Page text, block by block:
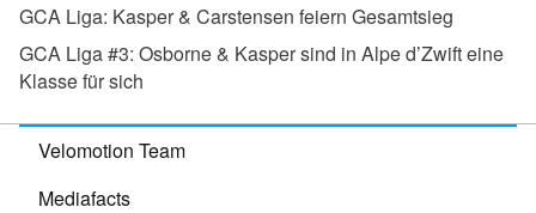
GCA Liga: Kasper & Carstensen feiern Gesamtsieg
GCA Liga #3: Osborne & Kasper sind in Alpe d’Zwift eine
Klasse für sich
Velomotion Team
Mediafacts